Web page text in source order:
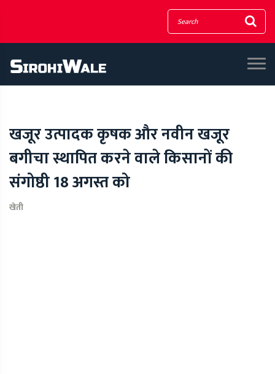
खजूर उत्पादक कृषक और नवीन खजूर
बगीचा स्थापित करने वाले किसानों की
संगोष्ठी 18 अगस्त को
खेती